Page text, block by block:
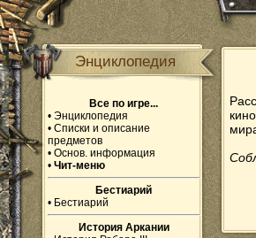
Энциклопедия
Все по игре...
• Энциклопедия
• Списки и описание
предметов
• Основ. информация
• Чит-меню
Бестиарий
• Бестиарий
История Аркании